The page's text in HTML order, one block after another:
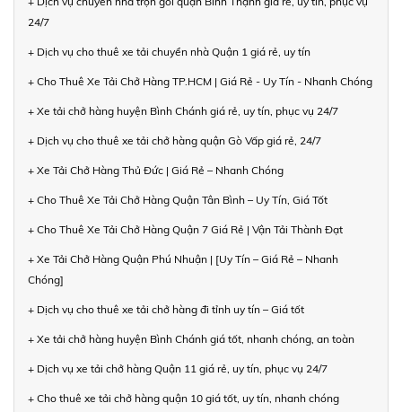
24/7
+ Dịch vụ cho thuê xe tải chuyển nhà Quận 1 giá rẻ, uy tín
+ Cho Thuê Xe Tải Chở Hàng TP.HCM | Giá Rẻ - Uy Tín - Nhanh Chóng
+ Xe tải chở hàng huyện Bình Chánh giá rẻ, uy tín, phục vụ 24/7
+ Dịch vụ cho thuê xe tải chở hàng quận Gò Vấp giá rẻ, 24/7
+ Xe Tải Chở Hàng Thủ Đức | Giá Rẻ – Nhanh Chóng
+ Cho Thuê Xe Tải Chở Hàng Quận Tân Bình – Uy Tín, Giá Tốt
+ Cho Thuê Xe Tải Chở Hàng Quận 7 Giá Rẻ | Vận Tải Thành Đạt
+ Xe Tải Chở Hàng Quận Phú Nhuận | [Uy Tín – Giá Rẻ – Nhanh
Chóng]
+ Dịch vụ cho thuê xe tải chở hàng đi tỉnh uy tín – Giá tốt
+ Xe tải chở hàng huyện Bình Chánh giá tốt, nhanh chóng, an toàn
+ Dịch vụ xe tải chở hàng Quận 11 giá rẻ, uy tín, phục vụ 24/7
+ Cho thuê xe tải chở hàng quận 10 giá tốt, uy tín, nhanh chóng